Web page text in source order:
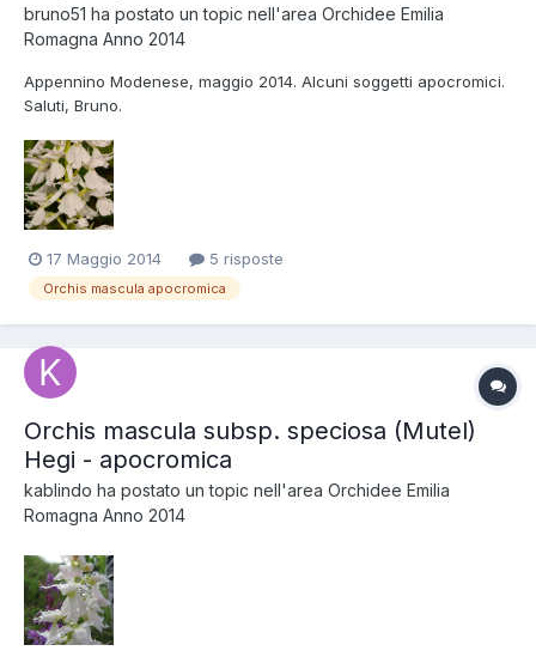
bruno51 ha postato un topic nell'area Orchidee Emilia
Romagna Anno 2014
Appennino Modenese, maggio 2014. Alcuni soggetti apocromici.
Saluti, Bruno.
17 Maggio 2014 5 risposte
Orchis mascula apocromica
Orchis mascula subsp. speciosa (Mutel)
Hegi - apocromica
kablindo ha postato un topic nell'area Orchidee Emilia
Romagna Anno 2014